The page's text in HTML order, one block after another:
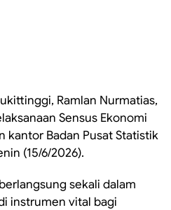
Ramlan Nurmatias,
Sensus Ekonomi
kantor Badan Pusat Statistik
(15/6/2026).
sekali dalam
instrumen vital bagi